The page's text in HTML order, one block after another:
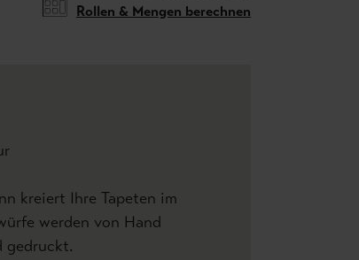
Rollen & Mengen berechnen
kreiert Ihre Tapeten im
werden von Hand
gedruckt.